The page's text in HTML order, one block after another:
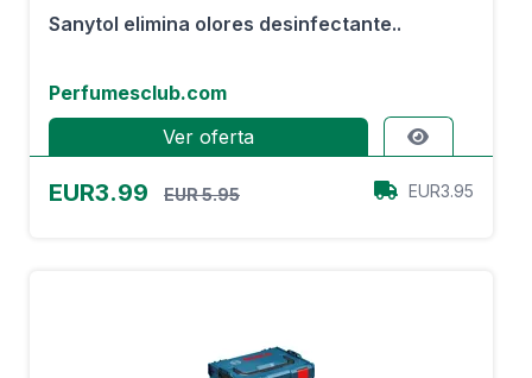
Sanytol elimina olores desinfectante..
Perfumesclub.com
Ver oferta
EUR3.99 EUR 5.95 EUR3.95